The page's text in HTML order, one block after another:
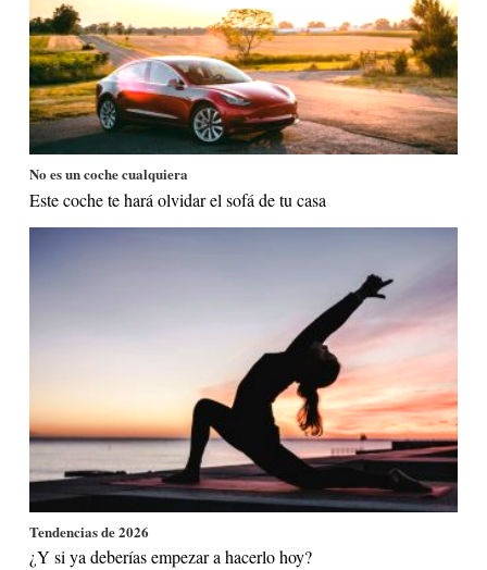
No es un coche cualquiera
Este coche te hará olvidar el sofá de tu casa
Tendencias de 2026
¿Y si ya deberías empezar a hacerlo hoy?